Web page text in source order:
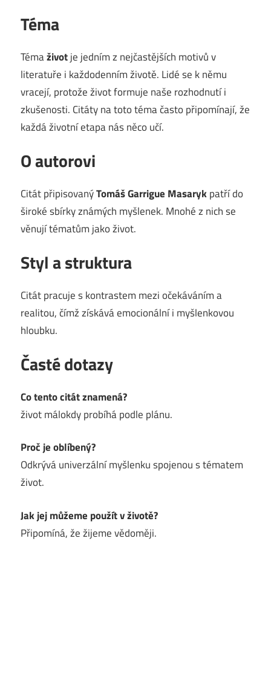
Téma
Témaživotje jedním z nejčastějších motivů v
literatuře i každodenním životě. Lidé se k němu
vracejí, protože život formuje naše rozhodnutí i
zkušenosti. Citáty na toto téma často připomínají, že
každá životní etapa nás něco učí.
O autorovi
Citát připisovanýTomáš Garrigue Masarykpatří do
široké sbírky známých myšlenek. Mnohé z nich se
věnují tématům jako život.
Styl a struktura
Citát pracuje s kontrastem mezi očekáváním a
realitou, čímž získává emocionální i myšlenkovou
hloubku.
Časté dotazy
Co tento citát znamená?
život málokdy probíhá podle plánu.
Proč je oblíbený?
Odkrývá univerzální myšlenku spojenou s tématem
život.
Jak jej můžeme použít v životě?
Připomíná, že žijeme vědoměji.